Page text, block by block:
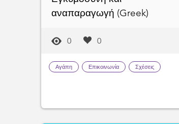
αναπαραγωγή (Greek)
0 0
Αγάπη Επικοινωνία Σχέσεις